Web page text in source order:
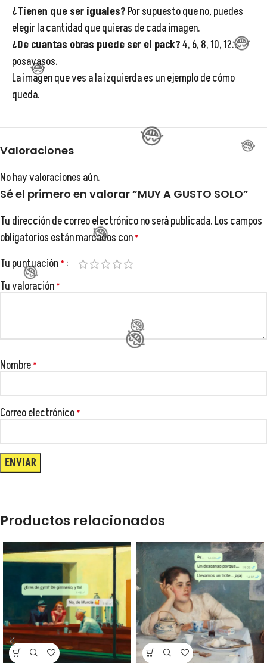
¿Tienen que ser iguales? Por supuesto que no, puedes
elegir la cantidad que quieras de cada imagen.
¿De cuantas obras puede ser el pack?4, 6, 8, 10, 12...
posavasos.
La imagen que ves a la izquierda es un ejemplo de cómo
queda.
Valoraciones
No hay valoraciones aún.
Sé el primero en valorar “MUY A GUSTO SOLO”
Tu dirección de correo electrónico no será publicada. Los campos
obligatorios están marcados con*
Tu puntuación*
Tu valoración*
Nombre*
Correo electrónico*
Productos relacionados
😂
😂
😂
😂
😂